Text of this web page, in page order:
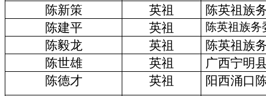
陈新策
英祖
陈英祖族
陈建平
英祖 陈英祖族
陈毅龙 英祖
陈英祖族
陈世雄
英祖
广西宁明
陈德才
英祖
阳西涌口